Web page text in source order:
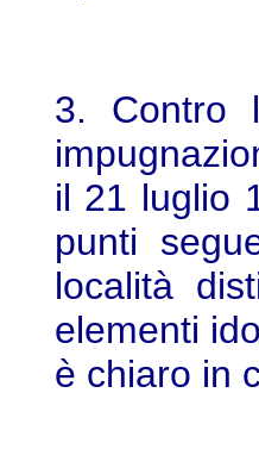
3. Contro
il 21 luglio
punti
località
elementi
è chiaro in